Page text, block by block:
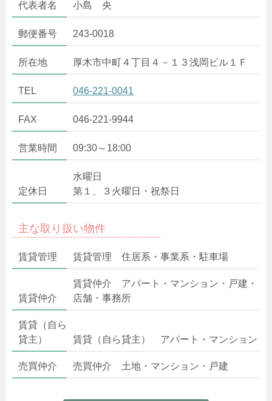
代表者名 小島 央
郵便番号 243-0018
所在地 厚木市中町４丁目４－１３浅岡ビル１Ｆ
TEL 046-221-0041
FAX 046-221-9944
営業時間 09:30～18:00
定休日
水曜日
第１、３火曜日・祝祭日
主な取り扱い物件
賃貸管理 賃貸管理 住居系・事業系・駐車場
賃貸仲介
賃貸仲介 アパート・マンション・戸建・
店舗・事務所
賃貸（自ら
貸主）
賃貸（自ら貸主） アパート・マンション
売買仲介 売買仲介 土地・マンション・戸建